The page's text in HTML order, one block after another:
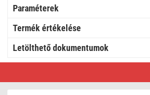
Paraméterek
Termék értékelése
Letölthető dokumentumok